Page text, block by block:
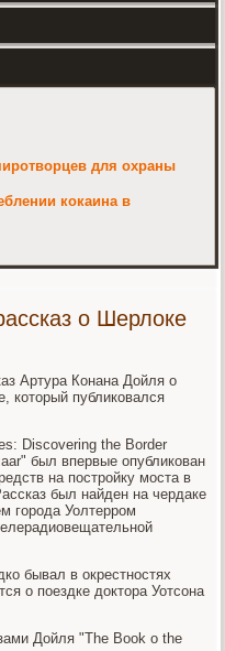
для охраны
кокаина в
о Шерлоке
Артура Конана Дойля о
который публиковался
Discovering the Border
был впервые опубликован
на постройку моста в
был найден на чердаке
города Уолтерром
бывал в окрестностях
о поездке доктора Уотсона
Дойля "The Book o the